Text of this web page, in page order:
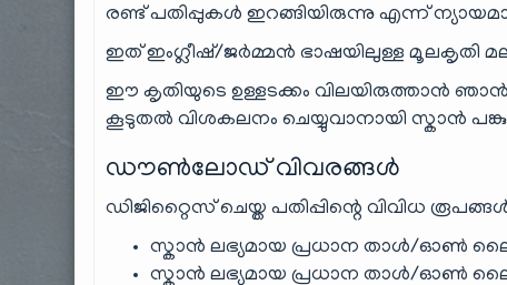
രണ്ട് പതിപ്പുകൾ ഇറങ്ങിയിരുന്നു എന്ന്
ഇത് ഇംഗ്ലീഷ്/ജർമ്മൻ ഭാഷയിലുള്ള മൂലകൃതി
ഈ കൃതിയുടെ ഉള്ളടക്കം വിലയിരുത്താൻ ഞാൻ
കൂടുതൽ വിശകലനം ചെയ്യുവാനായി സ്കാൻ
ഡൗൺലോഡ് വിവരങ്ങൾ
ഡിജിറ്റൈസ് ചെയ്ത പതിപ്പിന്റെ വിവിധ
സ്കാൻ ലഭ്യമായ പ്രധാന താൾ/ഓൺ
സ്കാൻ ലഭ്യമായ പ്രധാന താൾ/ഓൺ